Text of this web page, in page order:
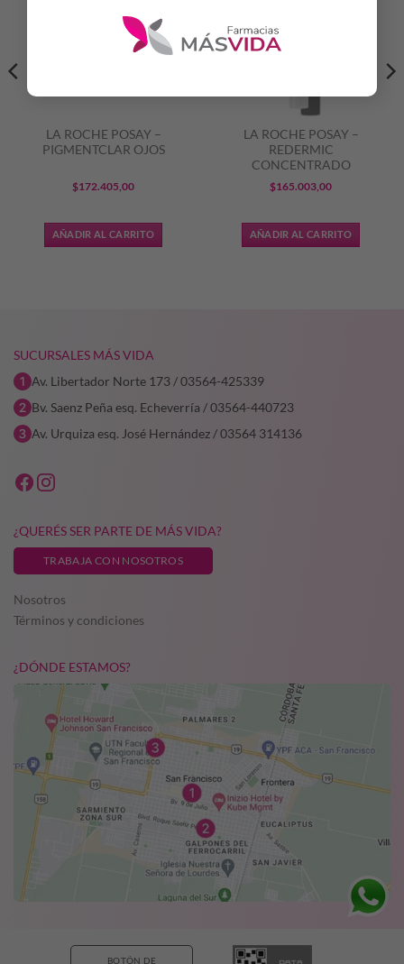
LA ROCHE POSAY –
PIGMENTCLAR OJOS
$172.405,00
AÑADIR AL CARRITO
LA ROCHE POSAY –
REDERMIC
CONCENTRADO
$165.003,00
AÑADIR AL CARRITO
SUCURSALES MÁS VIDA
Av. Libertador Norte 173 / 03564-425339
Bv. Saenz Peña esq. Echeverría / 03564-440723
Av. Urquiza esq. José Hernández / 03564 314136
¿QUERÉS SER PARTE DE MÁS VIDA?
TRABAJA CON NOSOTROS
Nosotros
Términos y condiciones
¿DÓNDE ESTAMOS?
BOTÓN DE